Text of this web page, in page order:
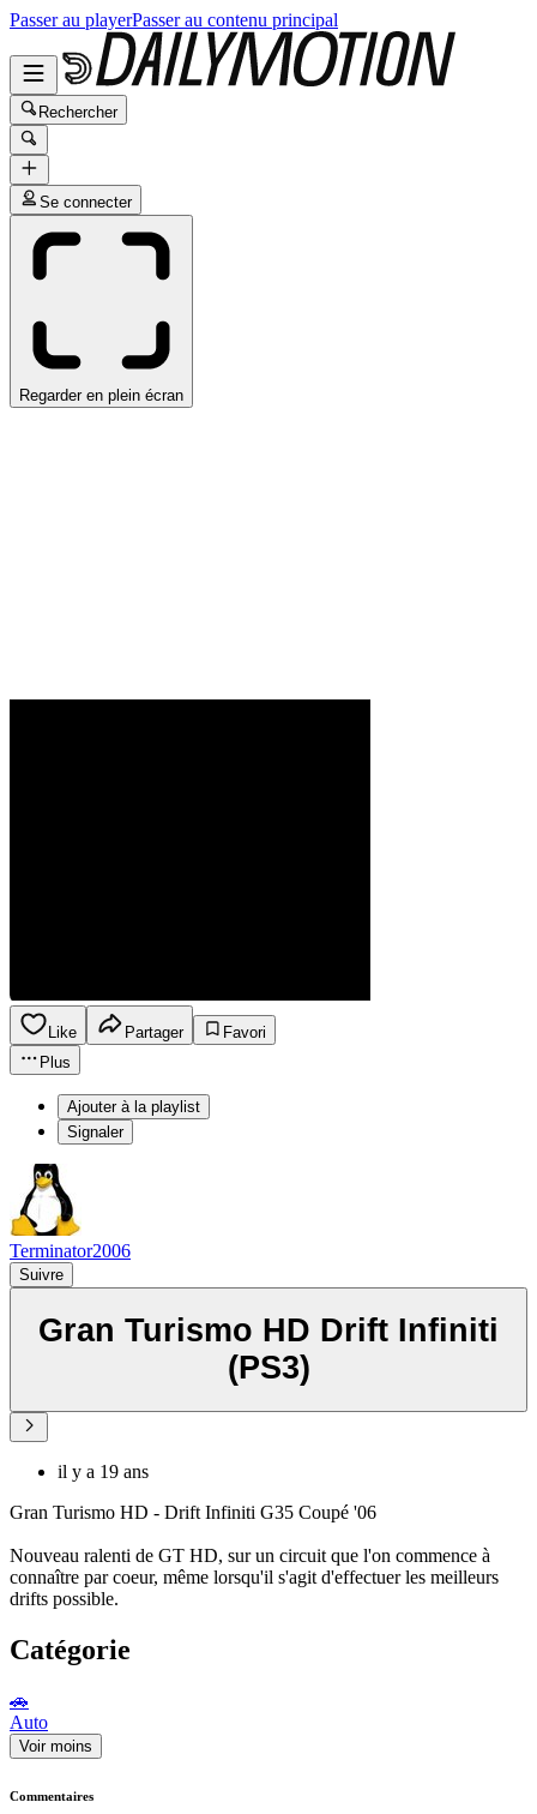
Passer au playerPasser au contenu principal
Rechercher
Se connecter
Regarder en plein écran
Like Partager
Favori
Plus
Ajouter à la playlist
Signaler
Terminator2006
Suivre
Gran Turismo HD Drift Infiniti
(PS3)
il y a 19 ans
Gran Turismo HD - Drift Infiniti G35 Coupé '06
Nouveau ralenti de GT HD, sur un circuit que l'on commence à
connaître par coeur, même lorsqu'il s'agit d'effectuer les meilleurs
drifts possible.
Catégorie
🚗
Auto
Voir moins
Commentaires